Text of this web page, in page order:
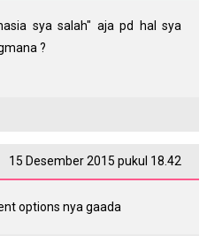
sya salah" aja pd hal sya
?
15 Desember 2015 pukul 18.42
options nya gaada